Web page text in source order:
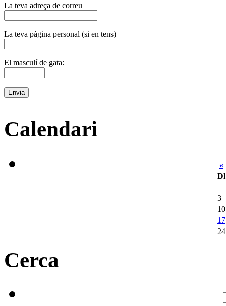
La teva adreça de correu
La teva pàgina personal (si en tens)
El masculí de gata:
Calendari
«
Dl
3
10
17
24
Cerca